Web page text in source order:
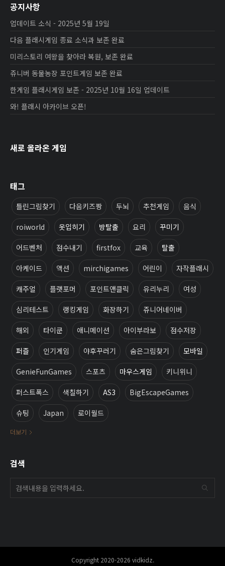
공지사항
업데이트 소식 - 2025년 5월 19일
다음 플래시게임 종료 소식과 보존 완료
미리스토리 여왕을 찾아라 복원, 보존 완료
쥬니버 동물농장 포인트게임 보존 완료
한게임 플래시게임 보존 - 2025년 10월 16일 업데이트
와! 플래시 아카이브 오픈!
새로 올라온 게임
태그
틀린그림찾기 다음키즈짱 두뇌 추천게임 음식
roiworld 옷입히기 방탈출 요리 꾸미기
어드벤처 점수내기 firstfox 교육 탈출
아케이드 액션 mirchigames 어린이 자작플래시
캐주얼 플랫포머 포인트앤클릭 유리누리 여성
심리테스트 랭킹게임 화장하기 쥬니어네이버
해외 타이쿤 애니메이션 아이부라보 점수저장
퍼즐 인기게임 야후꾸러기 숨은그림찾기 모바일
GenieFunGames 스포츠 마우스게임 키니위니
퍼스트폭스 색칠하기 AS3 BigEscapeGames
슈팅 Japan 로이월드
더보기
검색
Copyright 2020-2026 vidkidz.